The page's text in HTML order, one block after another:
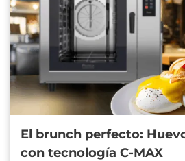
El brunch perfecto:
con tecnología C-MAX